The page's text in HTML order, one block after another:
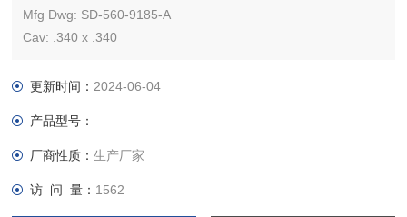
Mfg Dwg: SD-560-9185-A
Cav: .340 x .340
（10片起售）
更新时间： 2024-06-04
产品型号：
厂商性质：生产厂家
访 问 量： 1562